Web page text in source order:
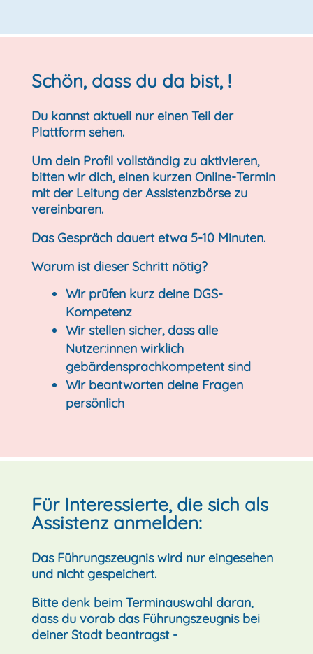
Schön, dass du da bist, !
Du kannst aktuell nur einen Teil der
Plattform sehen.
Um dein Profil vollständig zu aktivieren,
bitten wir dich, einen kurzen Online-Termin
mit der Leitung der Assistenzbörse zu
vereinbaren.
Das Gespräch dauert etwa 5-10 Minuten.
Warum ist dieser Schritt nötig?
Wir prüfen kurz deine DGS-
Kompetenz
Wir stellen sicher, dass alle
Nutzer:innen wirklich
gebärdensprachkompetent sind
Wir beantworten deine Fragen
persönlich
Für Interessierte, die sich als
Assistenz anmelden:
Das Führungszeugnis wird nur eingesehen
und nicht gespeichert.
Bitte denk beim Terminauswahl daran,
dass du vorab das Führungszeugnis bei
deiner Stadt beantragst -